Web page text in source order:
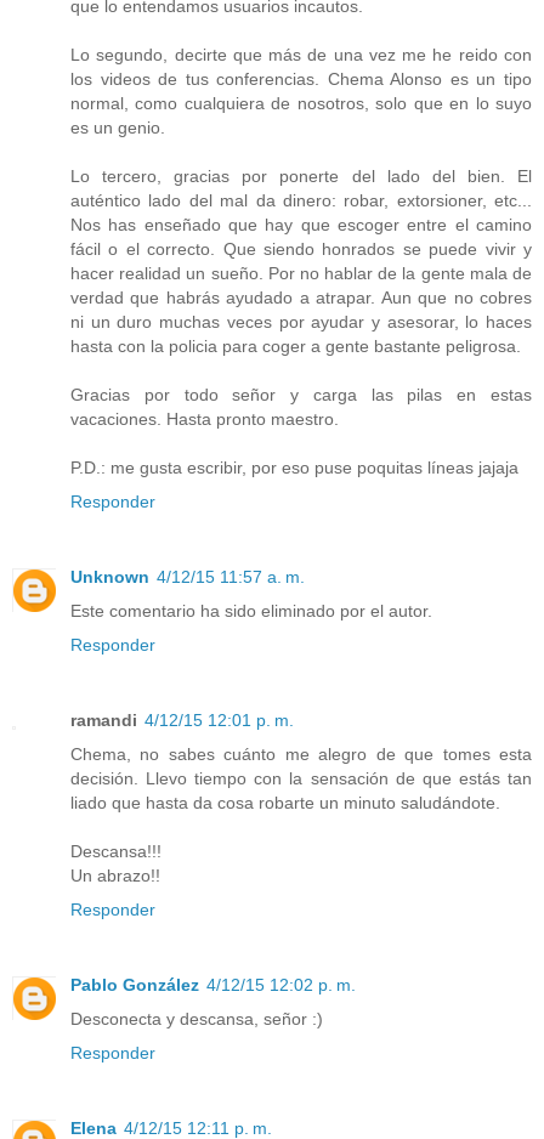
que lo entendamos usuarios incautos.
Lo segundo, decirte que más de una vez me he reido con
los videos de tus conferencias. Chema Alonso es un tipo
normal, como cualquiera de nosotros, solo que en lo suyo
es un genio.
Lo tercero, gracias por ponerte del lado del bien. El
auténtico lado del mal da dinero: robar, extorsioner, etc...
Nos has enseñado que hay que escoger entre el camino
fácil o el correcto. Que siendo honrados se puede vivir y
hacer realidad un sueño. Por no hablar de la gente mala de
verdad que habrás ayudado a atrapar. Aun que no cobres
ni un duro muchas veces por ayudar y asesorar, lo haces
hasta con la policia para coger a gente bastante peligrosa.
Gracias por todo señor y carga las pilas en estas
vacaciones. Hasta pronto maestro.
P.D.: me gusta escribir, por eso puse poquitas líneas jajaja
Responder
Unknown 4/12/15 11:57 a. m.
Este comentario ha sido eliminado por el autor.
Responder
ramandi 4/12/15 12:01 p. m.
Chema, no sabes cuánto me alegro de que tomes esta
decisión. Llevo tiempo con la sensación de que estás tan
liado que hasta da cosa robarte un minuto saludándote.
Descansa!!!
Un abrazo!!
Responder
Pablo González 4/12/15 12:02 p. m.
Desconecta y descansa, señor :)
Responder
Elena 4/12/15 12:11 p. m.